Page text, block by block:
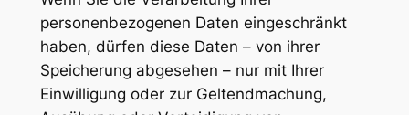
personenbezogenen Daten eingeschränkt
haben, dürfen diese Daten – von ihrer
Speicherung abgesehen – nur mit Ihrer
Einwilligung oder zur Geltendmachung,